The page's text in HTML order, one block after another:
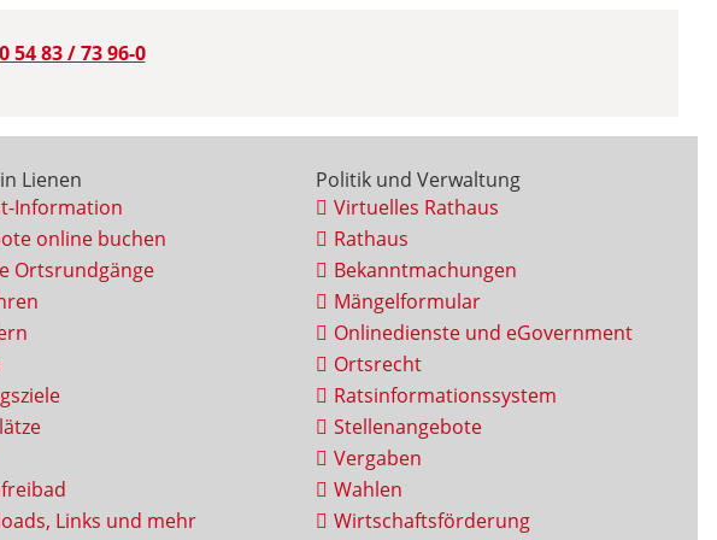
0 54 83 / 73 96-0
Lienen
Information
online buchen
Ortsrundgänge
Links und mehr
Politik und Verwaltung
Virtuelles Rathaus
Rathaus
Bekanntmachungen
Mängelformular
Onlinedienste und eGovernment
Ortsrecht
Ratsinformationssystem
Stellenangebote
Vergaben
Wahlen
Wirtschaftsförderung